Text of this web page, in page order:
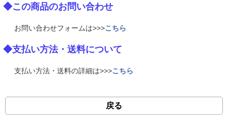
◆この商品のお問い合わせ
お問い合わせフォームは>>>こちら
◆支払い方法・送料について
支払い方法・送料の詳細は>>>こちら
戻る